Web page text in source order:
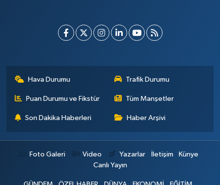
Hava Durumu Trafik Durumu
Puan Durumu ve Fikstür Tüm Manşetler
Son Dakika Haberleri Haber Arşivi
Foto Galeri Video Yazarlar İletişim
Künye
Canlı Yayın